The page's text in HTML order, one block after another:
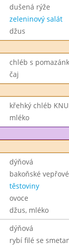
dušená rýže
zeleninový salát
džus
chléb s
čaj
křehký chléb
mléko
dýňová
bakoňské
těstoviny
ovoce
džus, mléko
dýňová
rybí filé se